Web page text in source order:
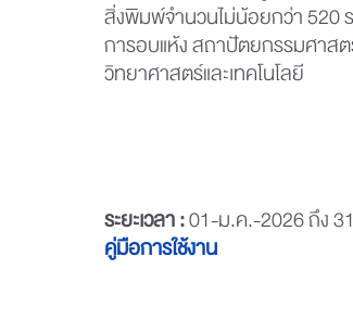
สิ่งพิมพ์จำนวนไม่น้อยกว่า 520 ร
การอบแห้ง สถาปัตยกรรมศาสตร์
วิทยาศาสตร์และเทคโนโลยี
ระยะเวลา : 01-ม.ค.-2026 ถึง
คู่มือการใช้งาน